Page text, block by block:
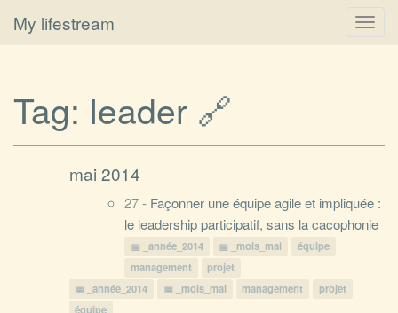
My lifestream
Tag: leader 🔗
mai 2014
27 - Façonner une équipe agile et impliquée :
le leadership participatif, sans la cacophonie
_année_2014 _mois_mai
équipe
management
projet
_année_2014
_mois_mai management
projet
équipe